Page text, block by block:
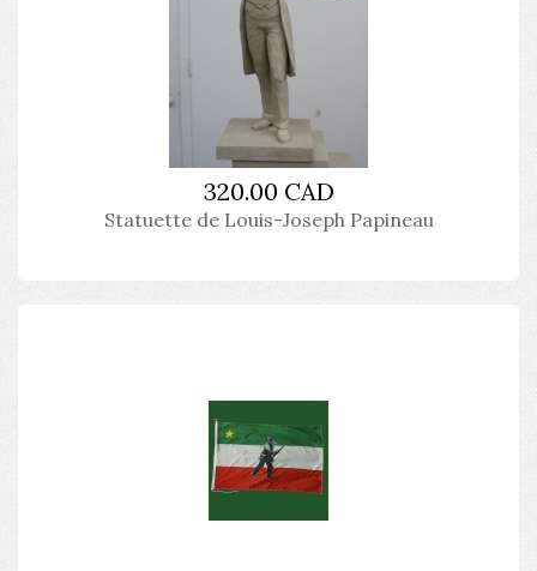
320.00 CAD
Statuette de Louis-Joseph Papineau